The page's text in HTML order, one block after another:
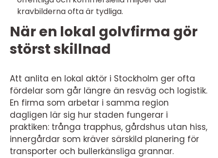
kravbilderna ofta är tydliga.
När en lokal golvfirma gör
störst skillnad
Att anlita en lokal aktör i Stockholm ger ofta
fördelar som går längre än resväg och logistik.
En firma som arbetar i samma region
dagligen lär sig hur staden fungerar i
praktiken: trånga trapphus, gårdshus utan hiss,
innergårdar som kräver särskild planering för
transporter och bullerkänsliga grannar.